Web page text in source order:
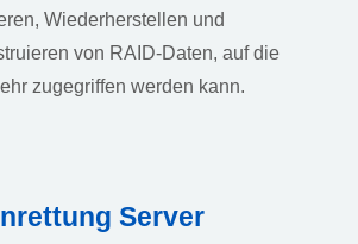
Wiederherstellen und
von RAID-Daten, auf die
zugegriffen werden kann.
Server